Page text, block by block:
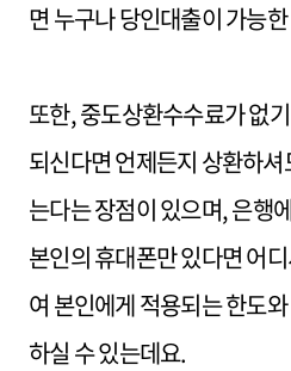
면 누구나 당인대출이 가능
또한, 중도상환수수료가 없
되신다면 언제든지 상환하
는다는 장점이 있으며, 은행
본인의 휴대폰만 있다면 어
여 본인에게 적용되는 한도
하실 수 있는데요.